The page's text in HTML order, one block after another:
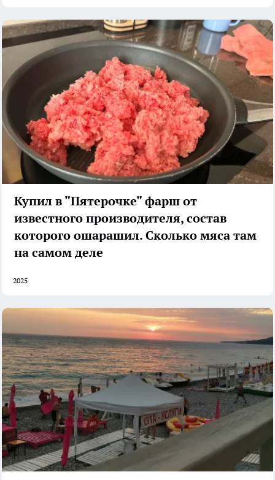
Купил в "Пятерочке" фарш от
известного производителя, состав
которого ошарашил. Сколько мяса там
на самом деле
2025